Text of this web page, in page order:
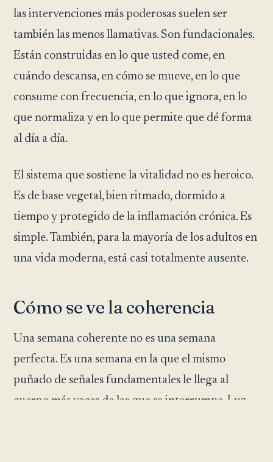
las intervenciones más poderosas suelen ser
también las menos llamativas. Son fundacionales.
Están construidas en lo que usted come, en
cuándo descansa, en cómo se mueve, en lo que
consume con frecuencia, en lo que ignora, en lo
que normaliza y en lo que permite que dé forma
al día a día.
El sistema que sostiene la vitalidad no es heroico.
Es de base vegetal, bien ritmado, dormido a
tiempo y protegido de la inflamación crónica. Es
simple. También, para la mayoría de los adultos en
una vida moderna, está casi totalmente ausente.
Cómo se ve la coherencia
Una semana coherente no es una semana
perfecta. Es una semana en la que el mismo
puñado de señales fundamentales le llega al
cuerpo más veces de las que se interrumpe. Luz